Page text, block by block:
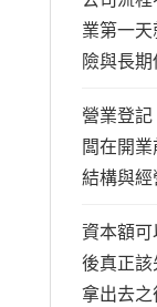
業第一
險與長期
營業登
闆在開
結構與
資本額
後真正
拿出去